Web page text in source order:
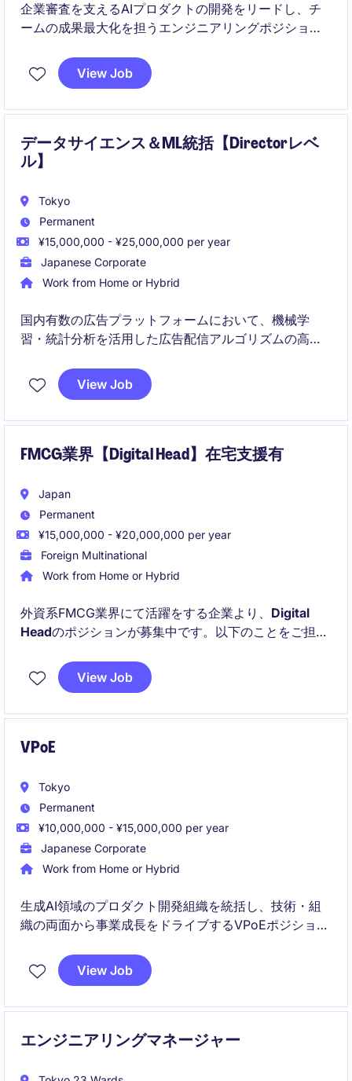
企業審査を支えるAIプロダクトの開発をリードし、チ
ームの成果最大化を担うエンジニアリングポジショ
開発実務とマネジメントの両面から、プロダクトと組
View Job
データサイエンス＆ML統括【Directorレベ
ル】
Tokyo
Permanent
¥15,000,000 - ¥25,000,000 per year
Japanese Corporate
Work from Home or Hybrid
国内有数の広告プラットフォームにおいて、機械学
習・統計分析を活用した広告配信アルゴリズムの高度
す。
幅広く担当します。
View Job
FMCG業界【Digital Head】在宅支援有
Japan
Permanent
¥15,000,000 - ¥20,000,000 per year
Foreign Multinational
Work from Home or Hybrid
外資系FMCG業界にて活躍をする企業より、 Digital
Headのポジションが募集中です。以下のことをご担当
View Job
VPoE
Tokyo
Permanent
¥10,000,000 - ¥15,000,000 per year
Japanese Corporate
Work from Home or Hybrid
生成AI領域のプロダクト開発組織を統括し、技術・組
織の両面から事業成長をドライブするVPoEポジション
エンジニア組織全体の戦略・採用・カルチャーをリー
View Job
エンジニアリングマネージャー